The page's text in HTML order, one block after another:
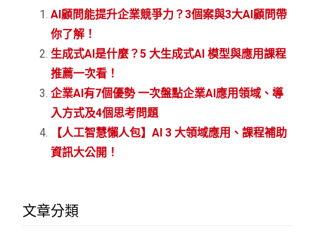
AI顧問能提升企業競爭力？3個案與3大AI顧問帶
你了解！
生成式AI是什麼？5 大生成式AI 模型與應用課程
推薦一次看！
企業AI有7個優勢 一次盤點企業AI應用領域、導
入方式及4個思考問題
【人工智慧懶人包】AI 3 大領域應用、課程補助
資訊大公開！
文章分類